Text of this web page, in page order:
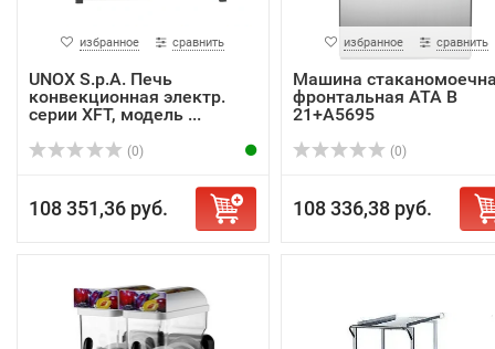
избранное сравнить
UNOX S.p.A. Печь
конвекционная электр.
серии XFT, модель ...
(0)
108 351,36 руб.
избранное сравнить
Машина
фронтальная ATA B
21+А5695
(0)
108 336,38 руб.